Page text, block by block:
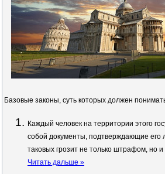
Базовые законы, суть которых должен
Каждый человек на территории этого
собой документы, подтверждающие его
таковых грозит не только штрафом, но
Читать дальше »